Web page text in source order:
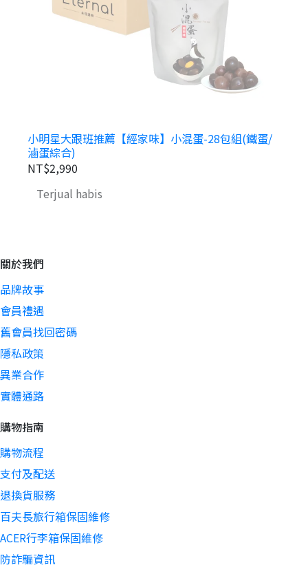
小明星大跟班推薦【經家味】小混蛋-28包組(鐵蛋/
滷蛋綜合)
NT$2,990
Terjual habis
關於我們
品牌故事
會員禮遇
舊會員找回密碼
隱私政策
異業合作
實體通路
購物指南
購物流程
支付及配送
退換貨服務
百夫長旅行箱保固維修
ACER行李箱保固維修
防詐騙資訊